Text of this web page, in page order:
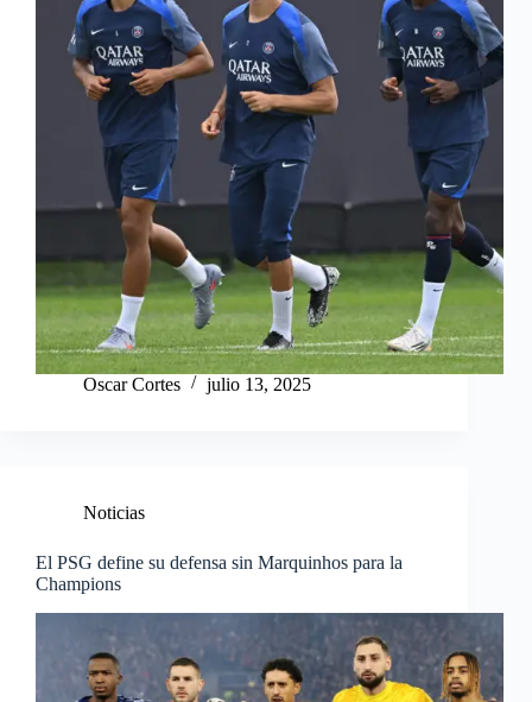
Oscar Cortes julio 13, 2025
Noticias
El PSG define su defensa sin Marquinhos para la
Champions